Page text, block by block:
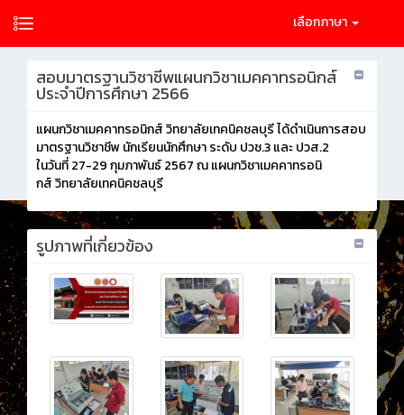
เลือกภาษา
สอบมาตรฐานวิชาชีพแผนกวิชาเมคคาทรอนิกส์
ประจำปีการศึกษา 2566
แผนกวิชาเมคคาทรอนิกส์ วิทยาลัยเทคนิคชลบุรี ได้ดำเนินการสอบ
มาตรฐานวิชาชีพ นักเรียนนักศึกษา ระดับ ปวช.3 และ ปวส.2
ในวันที่ 27-29 กุมภาพันธ์ 2567 ณ แผนกวิชาเมคคาทรอนิ
กส์ วิทยาลัยเทคนิคชลบุรี
รูปภาพที่เกี่ยวข้อง